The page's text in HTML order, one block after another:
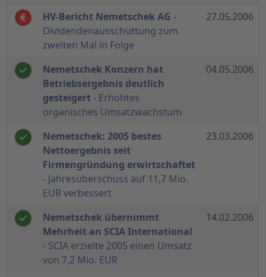
HV-Bericht Nemetschek AG -
Dividendenausschüttung zum
zweiten Mal in Folge
27.05.2006
Nemetschek Konzern hat
Betriebsergebnis deutlich
gesteigert - Erhöhtes
organisches Umsatzwachstum
04.05.2006
Nemetschek: 2005 bestes
Nettoergebnis seit
Firmengründung erwirtschaftet
- Jahresüberschuss auf 11,7 Mio.
EUR verbessert
23.03.2006
Nemetschek übernimmt
Mehrheit an SCIA International
- SCIA erzielte 2005 einen Umsatz
von 7,2 Mio. EUR
14.02.2006